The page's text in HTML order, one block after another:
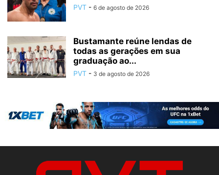
PVT - 6 de agosto de 2026
Bustamante reúne lendas de
todas as gerações em sua
graduação ao...
PVT - 3 de agosto de 2026